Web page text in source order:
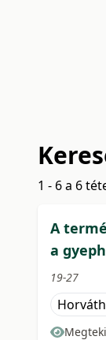
1 - 6 a 6
A
a
19-27